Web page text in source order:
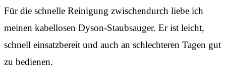
Für die schnelle Reinigung zwischendurch liebe ich
meinen kabellosen Dyson-Staubsauger. Er ist leicht,
schnell einsatzbereit und auch an schlechteren Tagen gut
zu bedienen.